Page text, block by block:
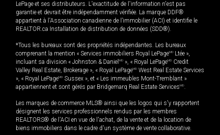
LePage et ses distributeurs. L'exactitude de l'information n'est pas
garantie et devrait être indépendamment vérifiée. La marque DDF®
appartient à l'Association canadienne de l’immobilier (ACI) et identifie le
REALTOR.ca Installation de distribution de données (SDD®).
*Tous les bureaux sont des propriétés indépendantes. Les bureaux
comprenant la mention « Services immobiliers Royal LePageMD Ltée »,
incluant sa division « Johnston & Daniel MD », « Royal LePageMD Credit
Valley Real Estate, Brokerage », « Royal LePageMD West Real Estate Services
», « Royal LePageMD Sussex », et « Les immeubles Mont-Tremblant »
appartiennent et sont gérés par Bridgemarq Real Estate ServicesMD.
Les marques de commerce MLS® ainsi que les logos qui s'y rapportent
désignent les services professionnels rendus par les membres
REALTORS® de l'ACI en vue de l'achat, de la vente et de la location de
biens immobiliers dans le cadre d'un système de vente collaborative.